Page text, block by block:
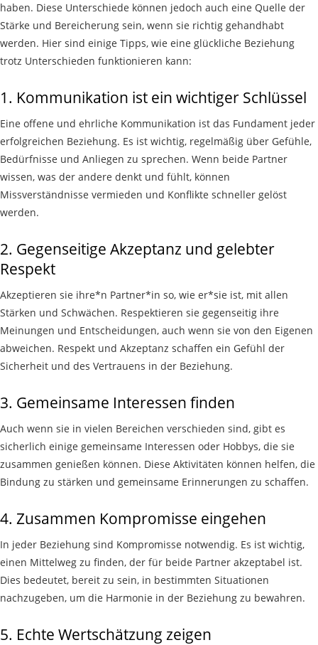
haben. Diese Unterschiede können jedoch auch eine Quelle der
Stärke und Bereicherung sein, wenn sie richtig gehandhabt
werden. Hier sind einige Tipps, wie eine glückliche Beziehung
trotz Unterschieden funktionieren kann:
1. Kommunikation ist ein wichtiger Schlüssel
Eine offene und ehrliche Kommunikation ist das Fundament jeder
erfolgreichen Beziehung. Es ist wichtig, regelmäßig über Gefühle,
Bedürfnisse und Anliegen zu sprechen. Wenn beide Partner
wissen, was der andere denkt und fühlt, können
Missverständnisse vermieden und Konflikte schneller gelöst
werden.
2. Gegenseitige Akzeptanz und gelebter
Respekt
Akzeptieren sie ihre*n Partner*in so, wie er*sie ist, mit allen
Stärken und Schwächen. Respektieren sie gegenseitig ihre
Meinungen und Entscheidungen, auch wenn sie von den Eigenen
abweichen. Respekt und Akzeptanz schaffen ein Gefühl der
Sicherheit und des Vertrauens in der Beziehung.
3. Gemeinsame Interessen finden
Auch wenn sie in vielen Bereichen verschieden sind, gibt es
sicherlich einige gemeinsame Interessen oder Hobbys, die sie
zusammen genießen können. Diese Aktivitäten können helfen, die
Bindung zu stärken und gemeinsame Erinnerungen zu schaffen.
4. Zusammen Kompromisse eingehen
In jeder Beziehung sind Kompromisse notwendig. Es ist wichtig,
einen Mittelweg zu finden, der für beide Partner akzeptabel ist.
Dies bedeutet, bereit zu sein, in bestimmten Situationen
nachzugeben, um die Harmonie in der Beziehung zu bewahren.
5. Echte Wertschätzung zeigen